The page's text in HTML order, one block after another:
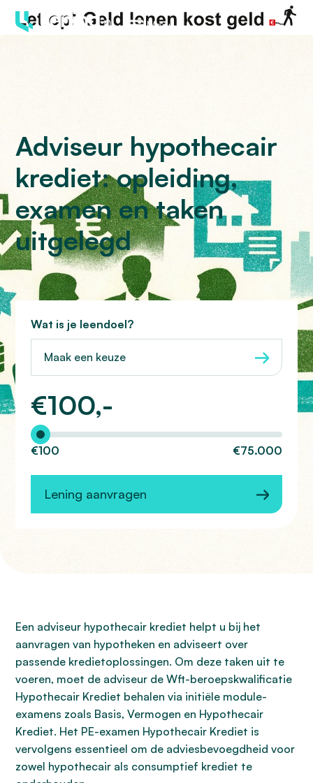
Menu
Adviseur hypothecair
krediet: opleiding,
examen en taken
uitgelegd
Wat is je leendoel?
Maak een keuze
€100,-
Hoeveel wilt u lenen?
€100 €75.000
Lening aanvragen
Een adviseur hypothecair krediet helpt u bij het
aanvragen van hypotheken en adviseert over
passende kredietoplossingen. Om deze taken uit te
voeren, moet de adviseur de Wft-beroepskwalificatie
Hypothecair Krediet behalen via initiële module-
examens zoals Basis, Vermogen en Hypothecair
Krediet. Het PE-examen Hypothecair Krediet is
vervolgens essentieel om de adviesbevoegdheid voor
zowel hypothecair als consumptief krediet te